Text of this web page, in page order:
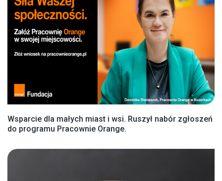
Wsparcie dla małych miast i wsi. Ruszył nabór zgłoszeń
do programu Pracownie Orange.